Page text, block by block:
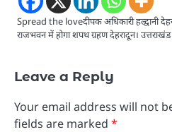
Spread the loveदीपक अधिकारी हल्द्वानी
राजभवन में होगा शपथ ग्रहण देहरादून।
Leave a Reply
Your email address will not
fields are marked *